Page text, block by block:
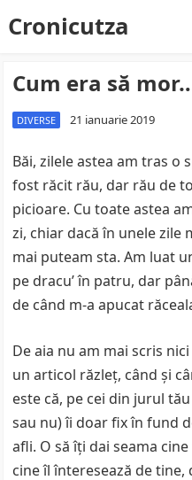
Cronicutza
Cum era să
DIVERSE 21 ianuarie 2019
Băi, zilele astea am tras o
fost răcit rău, dar rău de
picioare. Cu toate astea
zi, chiar dacă în unele zile
mai puteam sta. Am luat
pe dracu’ în patru, dar
de când m-a apucat
De aia nu am mai scris
un articol răzleţ, când şi
este că, pe cei din jurul
sau nu) îi doar fix în fund
afli. O să îţi dai seama
cine îl înteresează de